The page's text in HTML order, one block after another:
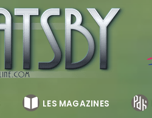
LES MAGAZINES